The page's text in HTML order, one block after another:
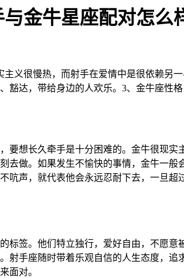
金牛星座配对怎么
义很慢热，而射手在爱情中是很依赖另
豁达，带给身边的人欢乐。3、金牛座性
要想长久牵手是十分困难的。金牛很现
去做。如果发生不愉快的事情，金牛一
声，就代表他会永远忍耐下去，一旦超
标签。他们特立独行，爱好自由，不愿
射手座随时带着乐观自信的人生态度，
面对。